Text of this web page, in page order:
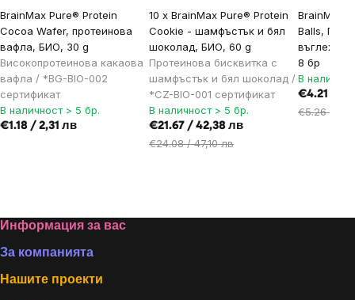
BrainMax Pure® Protein
Cocoa Wafer, протеинова
вафла, БИО, 30 g
Високопротеинова какаова
вафла / *BG-BIO-002
сертификат
В наличност > 5 бр.
€1.18 / 2,31 лв
10 x BrainMax Pure® Protein
Cookie - шамфъстък и бял
шоколад, БИО, 60 g
Протеинова бисквитка с
шамфъстък и бял шоколад /
*CZ-BIO-001 сертификат
В наличност > 5 бр.
€21.67 / 42,38 лв
€24.08 / 47,10 лв
BrainMax
Balls,
8 бр
В
€4.21 /
€5.26 /
Footer
Информация за вас
За компанията
Нашите проекти